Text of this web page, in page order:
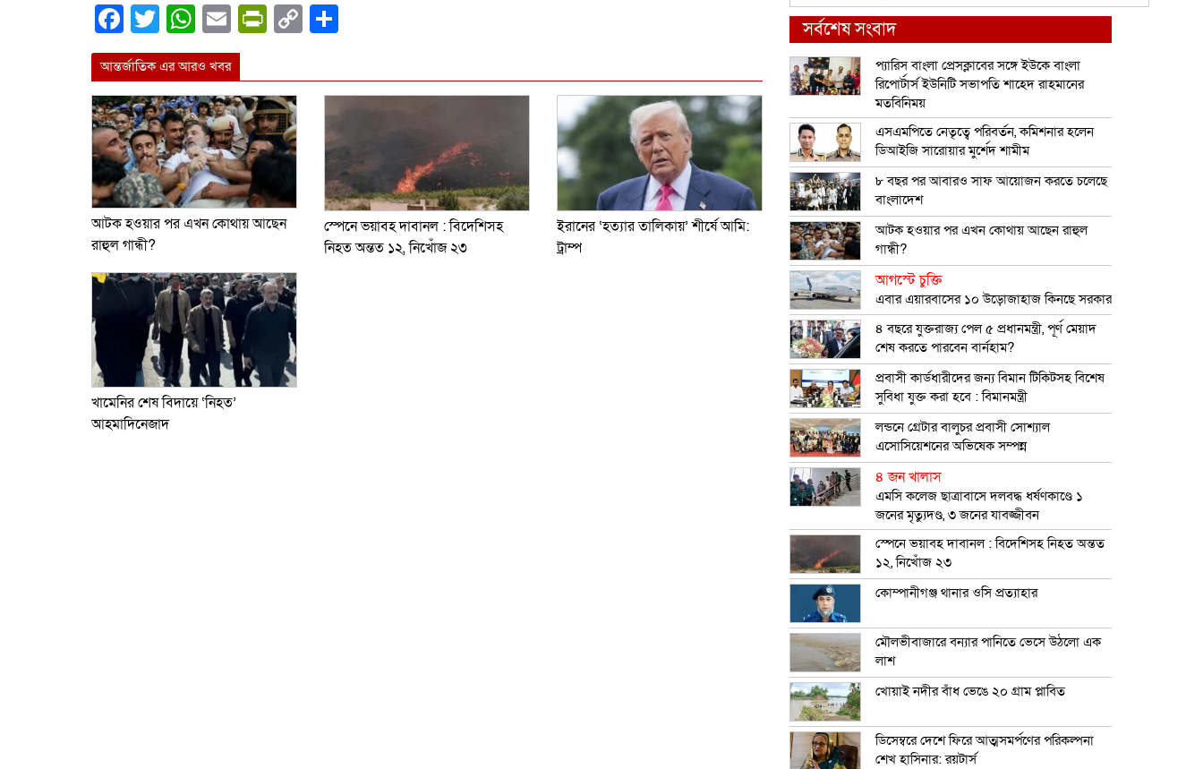
Facebook
Twitter
WhatsApp
EmailPrintFriendly
Copy
আন্তর্জাতিক এর আরও খবর
আটক হওয়ার পর এখন কোথায় আছেন
রাহুল গান্ধী?
স্পেনে ভয়াবহ দাবানল : বিদেশিসহ
নিহত অন্তত ১২, নিখোঁজ ২৩
ইরানের ‘হত্যার তালিকায়’ শীর্ষে আমি:
ট্রাম্প
খামেনির শেষ বিদায়ে ‘নিহত’
আহমাদিনেজাদ
সর্বশেষ সংবাদ
প্যারিস বাংলা প্রেসক্লাবের সঙ্গে ইউকে বাংলা
রিপোর্টার্স ইউনিটি সভাপতি শাহেদ রাহমানের
মতবিনিময়
এসএমপিতে নেতৃত্বে পরিবর্তন, কমিশনার হলেন
ডিআইজি সারোয়ার মুর্শেদ শামীম
৮ বছর পর আবারও সাফ আয়োজন করতে চলেছে
বাংলাদেশ
আটক হওয়ার পর এখন কোথায় আছেন রাহুল
গান্ধী?
আগস্টে চুক্তি
এবার এয়ারবাসের ১০ উড়োজাহাজ কিনছে সরকার
৪ বছরে যুক্তরাজ্য পেল ৫ প্রধানমন্ত্রী, পূর্ণ মেয়াদ
শেষ করতে পারবেন বার্নহাম?
প্রবাসী কার্ডধারীদের জন্য বিমান টিকিটসহ বিশেষ
সুবিধা যুক্ত করা হবে : বিমানমন্ত্রী
লন্ডনে গ্রেটার বালুচর প্রবাসী সোশ্যাল
এসোসিয়েশনের অভিষেক সম্পন্ন
৪ জন খালাস
এমসি কলেজ ছাত্রাবাসে দলবদ্ধ ধর্ষণকাণ্ডে ১
জনের মৃত্যুদণ্ড, ৩ জনের যাবজ্জীবন
স্পেনে ভয়াবহ দাবানল : বিদেশিসহ নিহত অন্তত
১২, নিখোঁজ ২৩
কোম্পানীগঞ্জ থানার ওসি প্রত্যাহার
মৌলভীবাজারে বন্যার পানিতে ভেসে উঠলো এক
লাশ
খোয়াই নদীর বাঁধ ভেঙে ২০ গ্রাম প্লাবিত
ডিসেম্বরে দেশে ফিরে আত্মসমর্পণের পরিকল্পনা
শেখ হাসিনার: রয়টার্স